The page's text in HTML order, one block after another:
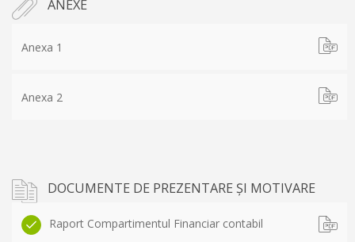
ANEXE
Anexa 1
Anexa 2
DOCUMENTE DE PREZENTARE ȘI MOTIVARE
Raport Compartimentul Financiar contabil